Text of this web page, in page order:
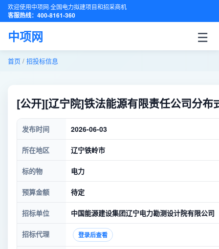
欢迎使用中项网·全国电力拟建项目和招采商机
客服热线：400-8161-360
中项网 ☰
首页 / 招投标信息
[公开][辽宁院]铁法能源有限责任公司分
发布时间 2026-06-03
所在地区 辽宁铁岭市
标的物 电力
预算金额 待定
招标单位 中国能源建设集团辽宁电力勘测设计院有限公司
招标代理 登录后查看